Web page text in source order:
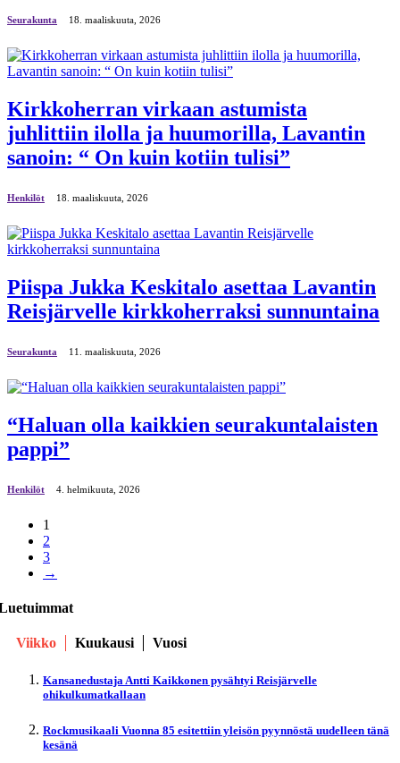
Seurakunta 18. maaliskuuta, 2026
Kirkkoherran virkaan astumista
juhlittiin ilolla ja huumorilla, Lavantin
sanoin: “ On kuin kotiin tulisi”
Henkilöt 18. maaliskuuta, 2026
Piispa Jukka Keskitalo asettaa Lavantin
Reisjärvelle kirkkoherraksi sunnuntaina
Seurakunta 11. maaliskuuta, 2026
“Haluan olla kaikkien seurakuntalaisten
pappi”
Henkilöt 4. helmikuuta, 2026
1
2
3
→
Viikko Kuukausi Vuosi
Kansanedustaja Antti Kaikkonen pysähtyi Reisjärvelle
ohikulkumatkallaan
Rockmusikaali Vuonna 85 esitettiin yleisön pyynnöstä uudelleen tänä
kesänä